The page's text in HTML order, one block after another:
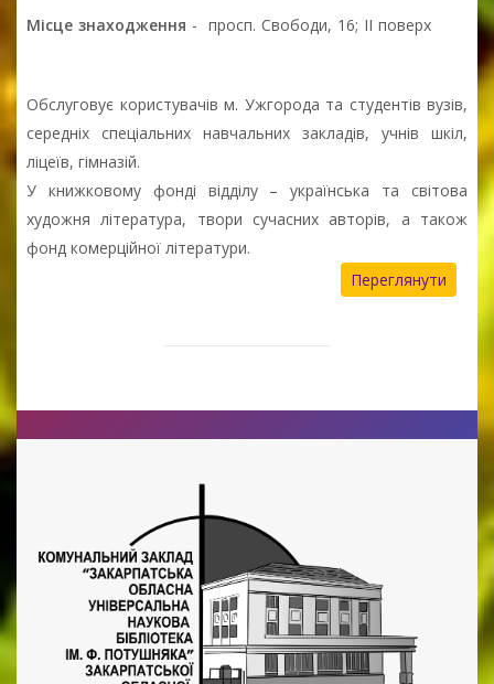
Місце знаходження - просп. Свободи, 16; ІІ поверх
Обслуговує користувачів м. Ужгорода та студентів вузів,
середніх спеціальних навчальних закладів, учнів шкіл,
ліцеїв, гімназій.
У книжковому фонді відділу – українська та світова
художня література, твори сучасних авторів, а також
фонд комерційної літератури.
Переглянути